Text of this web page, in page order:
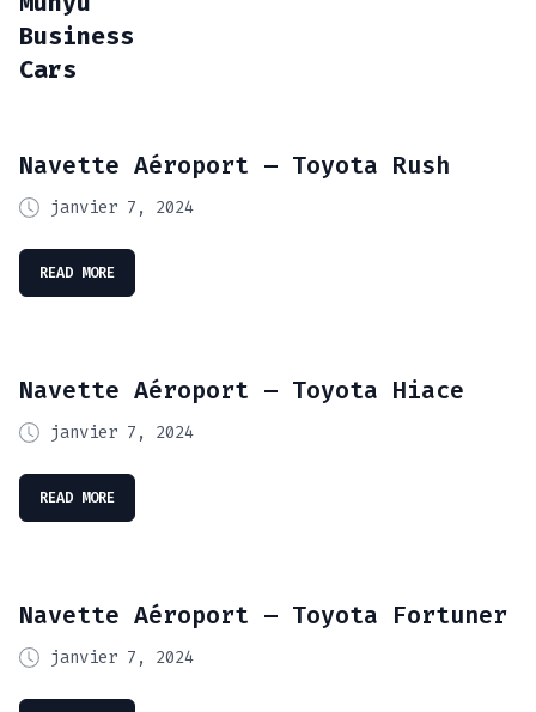
Business
Cars
Navette Aéroport – Toyota Rush
janvier 7, 2024
READ MORE
Navette Aéroport – Toyota Hiace
janvier 7, 2024
READ MORE
Navette Aéroport – Toyota Fortuner
janvier 7, 2024